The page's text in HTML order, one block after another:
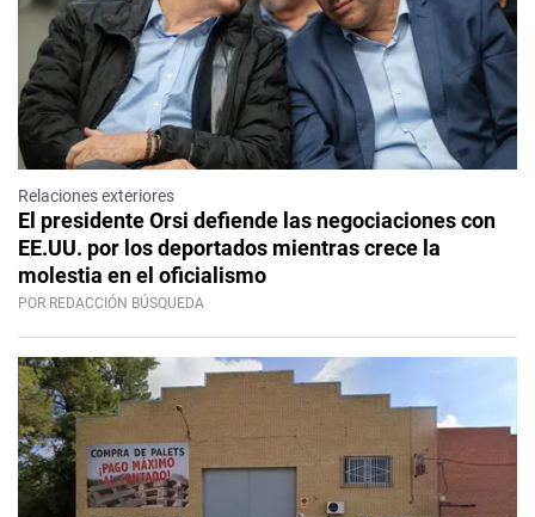
Relaciones exteriores
El presidente Orsi defiende las negociaciones con
EE.UU. por los deportados mientras crece la
molestia en el oficialismo
POR REDACCIÓN BÚSQUEDA